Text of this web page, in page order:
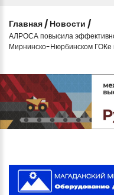
Главная / Новости /
АЛРОСА повысила
Мирнинско-Нюрбинском ГОКе